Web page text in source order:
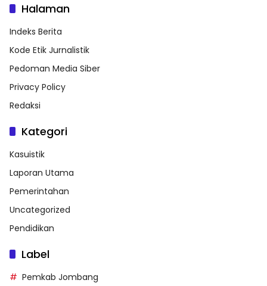
Halaman
Indeks Berita
Kode Etik Jurnalistik
Pedoman Media Siber
Privacy Policy
Redaksi
Kategori
Kasuistik
Laporan Utama
Pemerintahan
Uncategorized
Pendidikan
Label
Pemkab Jombang